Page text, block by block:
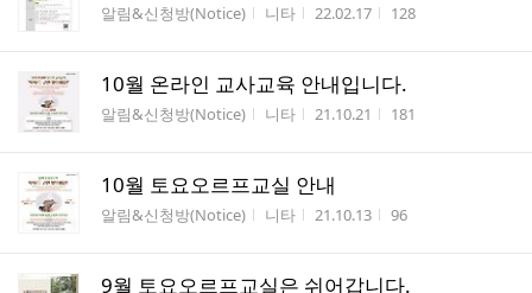
게시판명
알림&신청방(Notice) 작성자
니타 작성시간
22.02.17 조회수
128
10월 온라인 교사교육 안내입니다.
게시판명
알림&신청방(Notice) 작성자
니타 작성시간
21.10.21 조회수
181
10월 토요오르프교실 안내
게시판명
알림&신청방(Notice) 작성자
니타 작성시간
21.10.13 조회수
96
9월 토요오르프교실은 쉬어갑니다.